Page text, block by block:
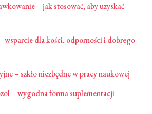
– jak stosować, aby uzyskać
wsparcie dla kości, odporności i dobrego
– szkło niezbędne w pracy naukowej
– wygodna forma suplementacji